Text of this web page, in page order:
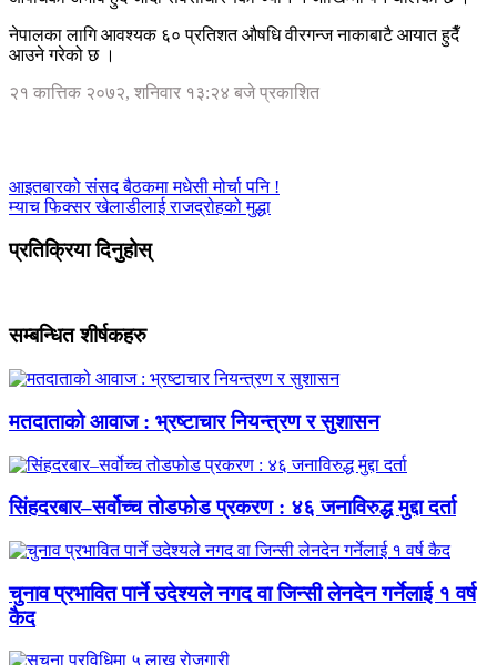
नेपालका लागि आवश्यक ६० प्रतिशत औषधि वीरगन्ज नाकाबाटै आयात हुदैँ
आउने गरेको छ ।
२१ कात्तिक २०७२, शनिवार १३:२४ बजे प्रकाशित
आइतबारको संसद बैठकमा मधेसी मोर्चा पनि !
म्याच फिक्सर खेलाडीलाई राजद्रोहको मुद्धा
प्रतिक्रिया दिनुहोस्
सम्बन्धित शीर्षकहरु
मतदाताको आवाज : भ्रष्टाचार नियन्त्रण र सुशासन
सिंहदरबार–सर्वोच्च तोडफोड प्रकरण : ४६ जनाविरुद्ध मुद्दा दर्ता
चुनाव प्रभावित पार्ने उदेश्यले नगद वा जिन्सी लेनदेन गर्नेलाई १ वर्ष
कैद